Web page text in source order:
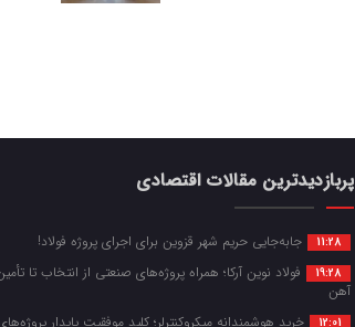
پربازدیدترین مقالات اقتصادی
11:28 جابه‌جایی حریم شهر قزوین برای اجرای پروژه فولاد!
19:28
فولاد نوین آرکا؛ همراه پروژه‌های صنعتی از انتخاب تا
آهن
12:01 خرید هوشمندانه میکروکنترلر؛ کلید موفقیت پایدار